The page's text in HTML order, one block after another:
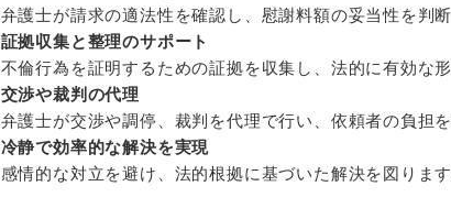
弁護士が請求の適法性を確認し、慰謝料額の妥当性を判断
証拠収集と整理のサポート
不倫行為を証明するための証拠を収集し、法的に有効な形
交渉や裁判の代理
弁護士が交渉や調停、裁判を代理で行い、依頼者の負担を
冷静で効率的な解決を実現
感情的な対立を避け、法的根拠に基づいた解決を図ります